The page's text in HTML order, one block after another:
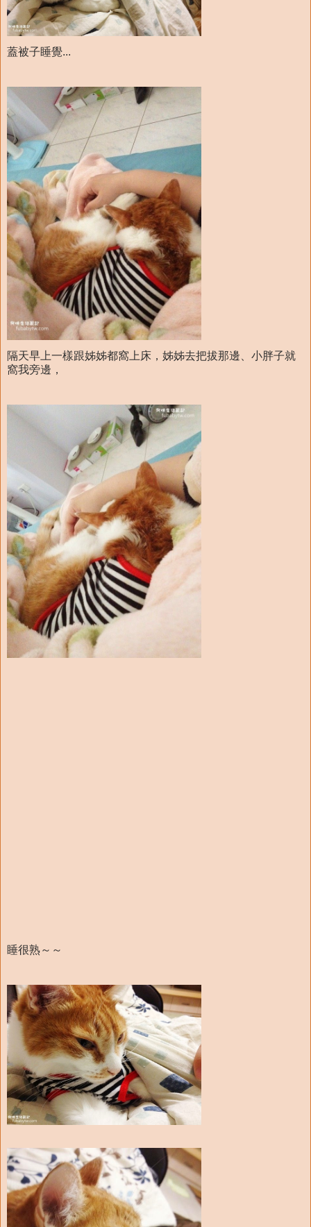
蓋被子睡覺...
隔天早上一樣跟姊姊都窩上床，姊姊去把拔那邊、小胖子就
窩我旁邊，
睡很熟～～